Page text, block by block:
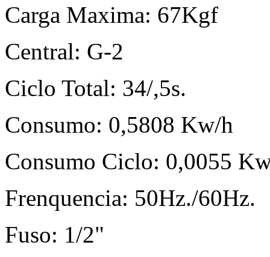
Carga Maxima: 67Kgf
Central: G-2
Ciclo Total: 34/,5s.
Consumo: 0,5808 Kw/h
Consumo Ciclo: 0,0055
Frenquencia: 50Hz./60Hz.
Fuso: 1/2"